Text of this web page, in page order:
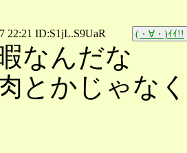
22:21 ID:S1jL.S9UaR (・∀・)ｲｲ!!
なんだな
とかじゃな